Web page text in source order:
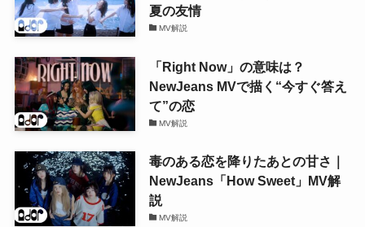
夏の友情
MV解説
「Right Now」の意味は？
NewJeans MVで描く“今すぐ答え
て”の恋
MV解説
毒のある恋を降りたあとの甘さ｜
NewJeans「How Sweet」MV解
説
MV解説